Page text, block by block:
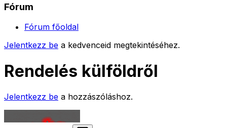
Fórum
Fórum főoldal
Jelentkezz be a kedvenceid megtekintéséhez.
Rendelés külföldről
Jelentkezz be a hozzászóláshoz.